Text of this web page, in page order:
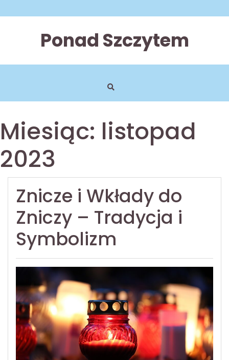
to
Ponad Szczytem
Miesiąc: listopad
2023
Znicze i Wkłady do
Zniczy – Tradycja i
Symbolizm